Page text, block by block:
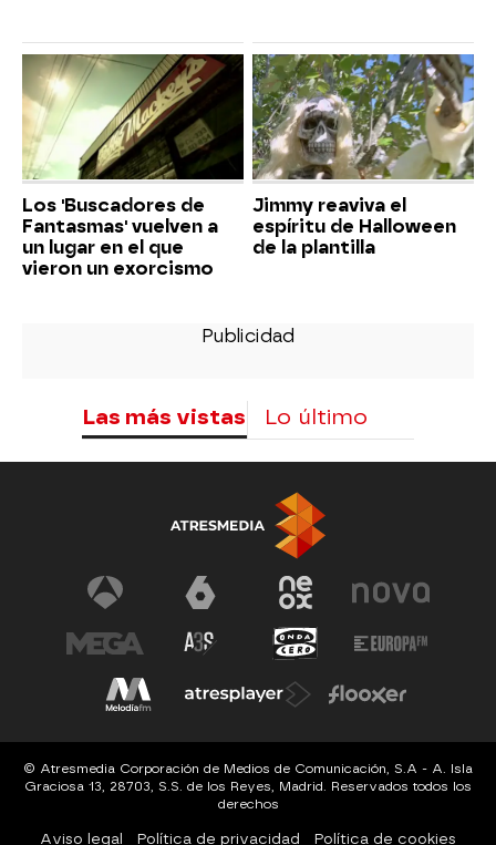
Los 'Buscadores de
Fantasmas' vuelven a
un lugar en el que
vieron un exorcismo
Jimmy reaviva el
espíritu de Halloween
de la plantilla
Las más vistas Lo último
© Atresmedia Corporación de Medios de Comunicación, S.A - A. Isla
Graciosa 13, 28703, S.S. de los Reyes, Madrid. Reservados todos los
derechos
Aviso legal Política de privacidad Política de cookies